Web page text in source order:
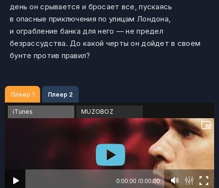
день он срывается и бросает все, пускаясь
в опасные приключения по улицам Лондона,
и ограбление банка для него — не предел
безрассудства. До какой черты он дойдет в своем
бунте против правил?
Плеер 1 Плеер 2
iTunes MUZOBOZ